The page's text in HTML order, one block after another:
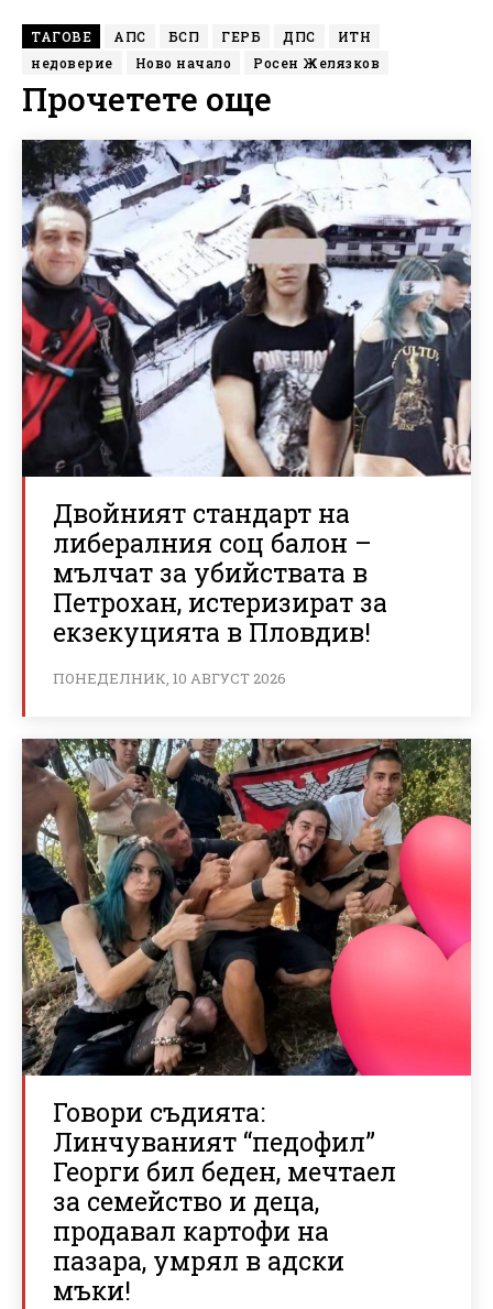
ТАГОВЕ АПС БСП ГЕРБ ДПС
ИТН
недоверие
Ново начало Росен Желязков
Прочетете още
Двойният стандарт на
либералния соц балон –
мълчат за убийствата в
Петрохан, истеризират за
екзекуцията в Пловдив!
ПОНЕДЕЛНИК, 10 АВГУСТ 2026
Говори съдията:
Линчуваният “педофил”
Георги бил беден, мечтаел
за семейство и деца,
продавал картофи на
пазара, умрял в адски
мъки!